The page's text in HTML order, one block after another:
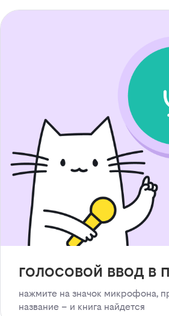
голосовой ввод в
нажмите на значок микрофона,
название – и книга найдется